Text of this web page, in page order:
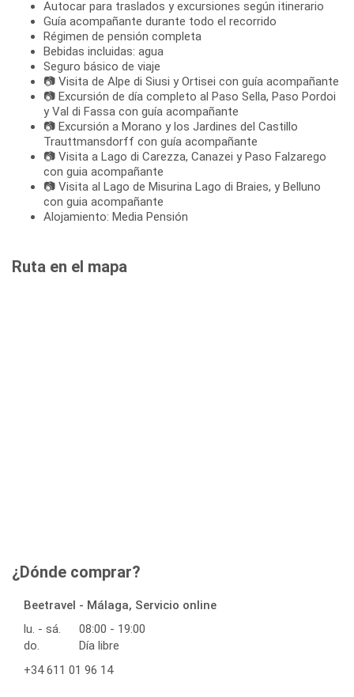
Autocar para traslados y excursiones según itinerario
Guía acompañante durante todo el recorrido
Régimen de pensión completa
Bebidas incluidas: agua
Seguro básico de viaje
📷 Visita de Alpe di Siusi y Ortisei con guía acompañante
📷 Excursión de día completo al Paso Sella, Paso Pordoi
y Val di Fassa con guía acompañante
📷 Excursión a Morano y los Jardines del Castillo
Trauttmansdorff con guía acompañante
📷 Visita a Lago di Carezza, Canazei y Paso Falzarego
con guia acompañante
📷 Visita al Lago de Misurina Lago di Braies, y Belluno
con guia acompañante
Alojamiento: Media Pensión
Ruta en el mapa
¿Dónde comprar?
Beetravel - Málaga, Servicio online
lu. - sá.
08:00 - 19:00
do.
Día libre
+34 611 01 96 14